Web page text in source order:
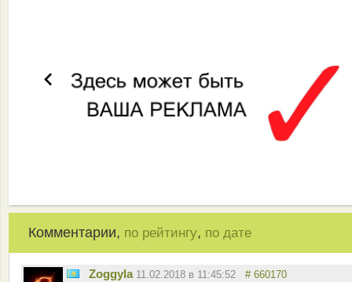
Комментарии, по рейтингу, по дате
Zoggyla 11.02.2018 в 11:45:52 # 660170